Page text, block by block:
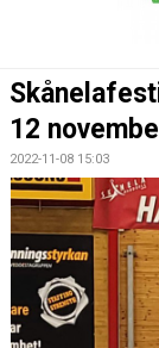
TRUPPEN
BILDGALLERI
DOKUMENT
KONTAKT
12
2022-11-08 15:03